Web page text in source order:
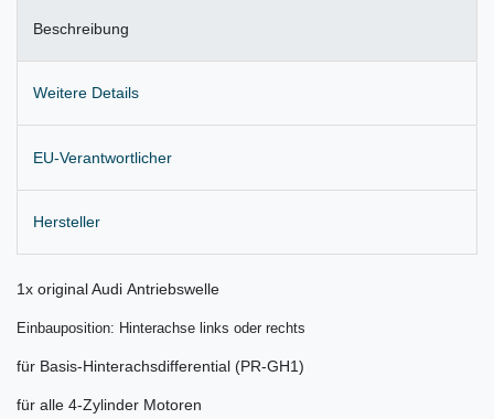
Beschreibung
Weitere Details
EU-Verantwortlicher
Hersteller
1x original Audi Antriebswelle
Einbauposition: Hinterachse links oder rechts
für Basis-Hinterachsdifferential (PR-GH1)
für alle 4-Zylinder Motoren